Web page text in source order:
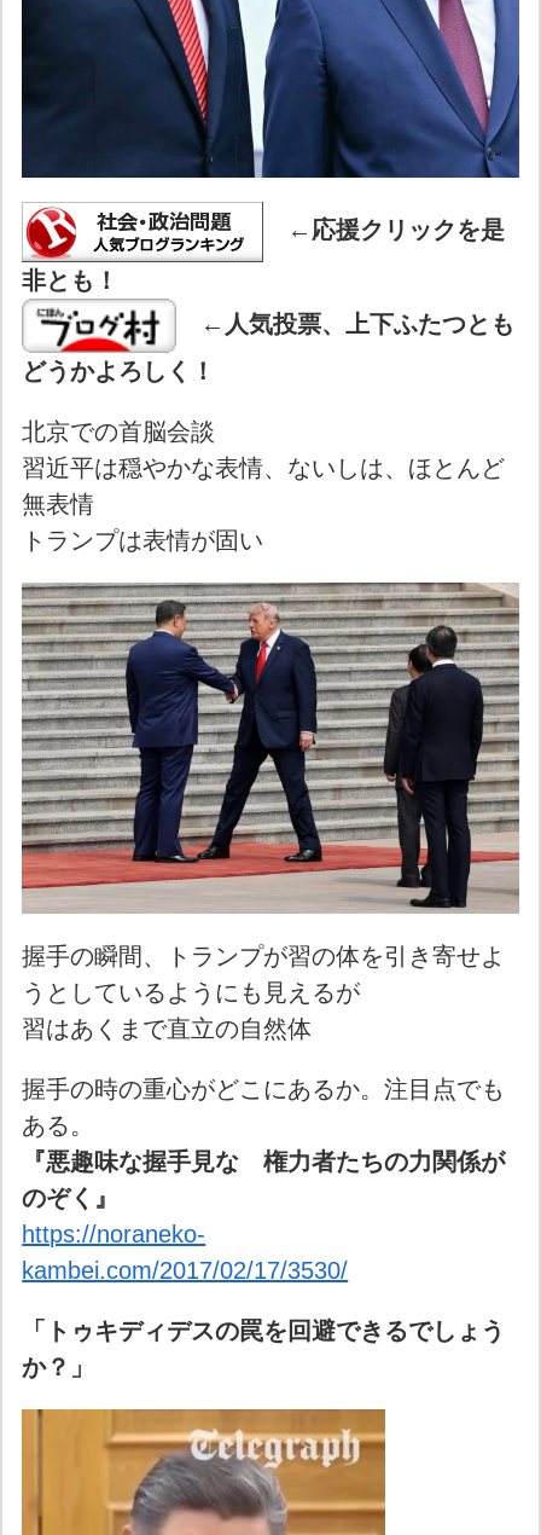
← 応援クリックを是
非とも！
← 人気投票、上下ふたつとも
どうかよろしく！
北京での首脳会談
習近平は穏やかな表情、ないしは、ほとんど
無表情
トランプは表情が固い
握手の瞬間、トランプが習の体を引き寄せよ
うとしているようにも見えるが
習はあくまで直立の自然体
握手の時の重心がどこにあるか。注目点でも
ある。
『悪趣味な握手見な 権力者たちの力関係が
のぞく』
https://noraneko-
kambei.com/2017/02/17/3530/
「トゥキディデスの罠を回避できるでしょう
か？」